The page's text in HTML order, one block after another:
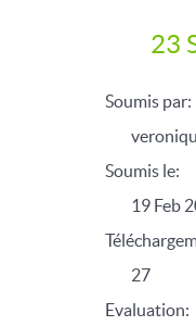
23
Soumis par:
Soumis le:
19 Feb
27
Evaluation: